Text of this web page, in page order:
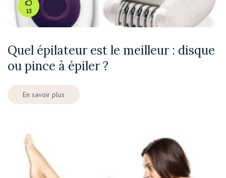
13
Quel épilateur est le meilleur : disque
ou pince à épiler ?
En savoir plus